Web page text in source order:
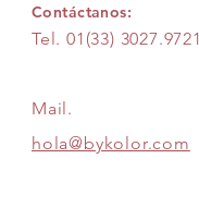
Contáctanos:
Tel. 01(33) 3027.9721
Mail.
hola@bykolor.com